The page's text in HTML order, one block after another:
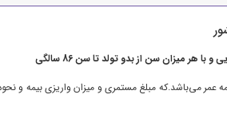
هر میزان سن از بدو تولد تا سن 86 سالگی
عمر می‌باشد.که مبلغ مستمری و میزان واریزی بیمه